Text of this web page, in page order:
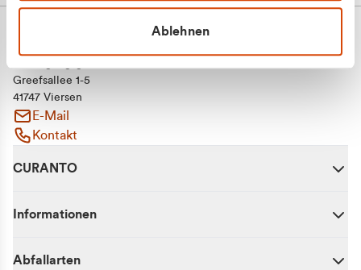
Ablehnen
Greefsallee 1-5
41747 Viersen
E-Mail
Kontakt
CURANTO
Informationen
Abfallarten